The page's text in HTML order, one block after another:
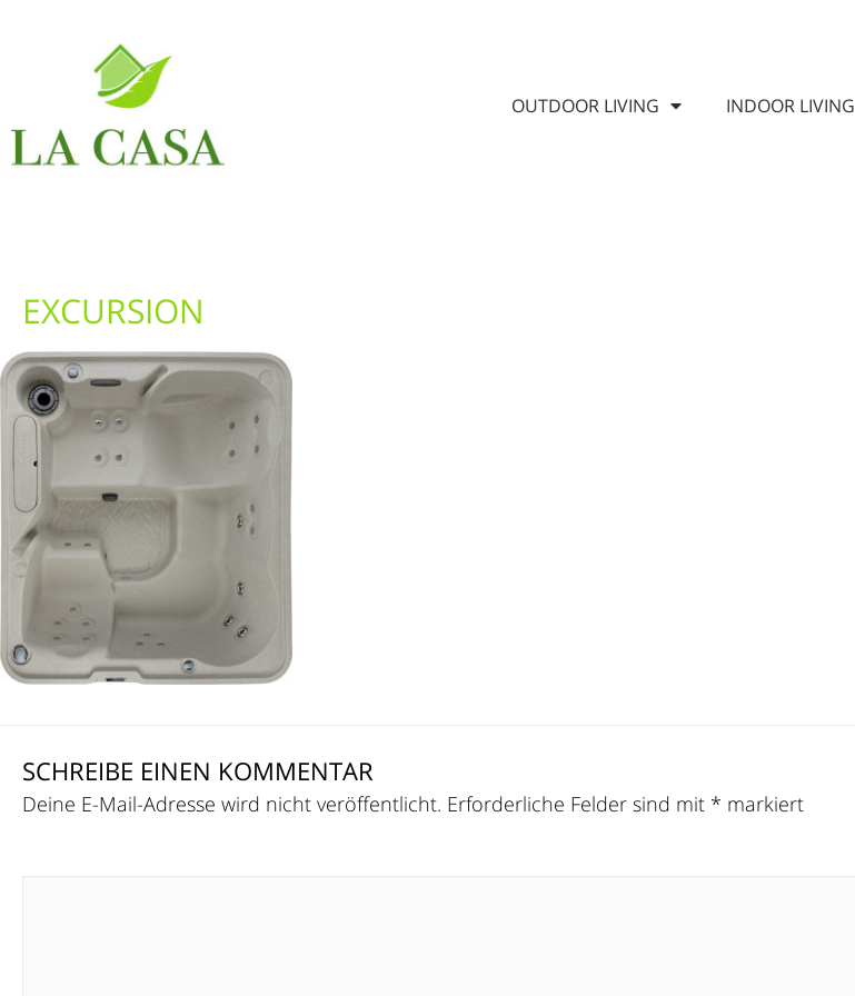
OUTDOOR LIVING INDOOR LIVING
EXCURSION
SCHREIBE EINEN KOMMENTAR
Deine E-Mail-Adresse wird nicht veröffentlicht. Erforderliche Felder sind mit * markiert